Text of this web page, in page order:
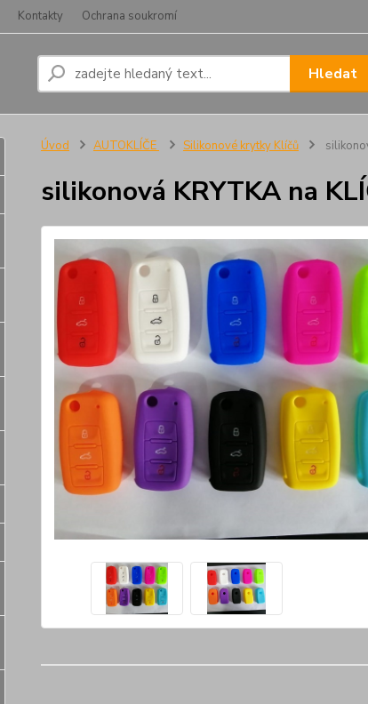
Kontakty Ochrana soukromí
Hledat
Úvod AUTOKLÍČE Silikonové krytky Klíčů
silikonová KRYTKA na